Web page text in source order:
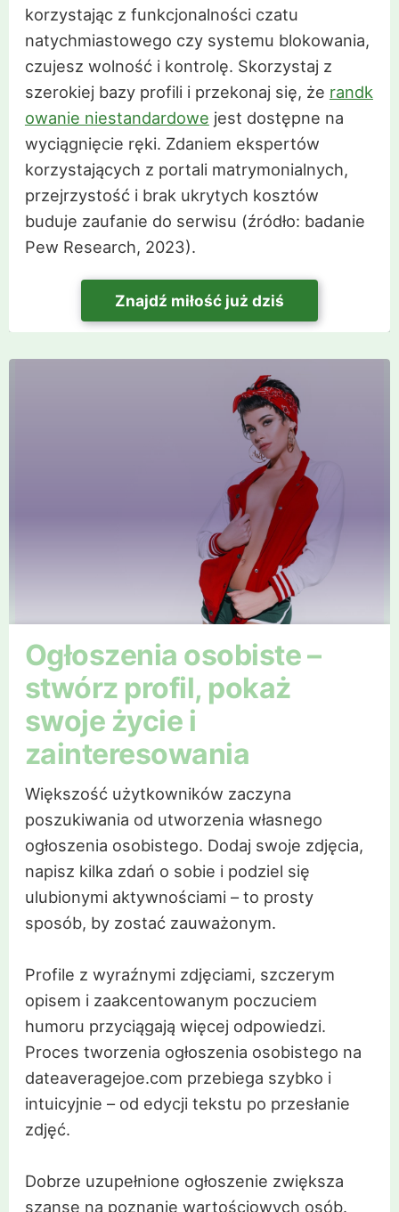
korzystając z funkcjonalności czatu
natychmiastowego czy systemu blokowania,
czujesz wolność i kontrolę. Skorzystaj z
szerokiej bazy profili i przekonaj się, że randk
owanie niestandardowe jest dostępne na
wyciągnięcie ręki. Zdaniem ekspertów
korzystających z portali matrymonialnych,
przejrzystość i brak ukrytych kosztów
buduje zaufanie do serwisu (źródło: badanie
Pew Research, 2023).
Znajdź miłość już dziś
Ogłoszenia osobiste –
stwórz profil, pokaż
swoje życie i
zainteresowania
Większość użytkowników zaczyna
poszukiwania od utworzenia własnego
ogłoszenia osobistego. Dodaj swoje zdjęcia,
napisz kilka zdań o sobie i podziel się
ulubionymi aktywnościami – to prosty
sposób, by zostać zauważonym.
Profile z wyraźnymi zdjęciami, szczerym
opisem i zaakcentowanym poczuciem
humoru przyciągają więcej odpowiedzi.
Proces tworzenia ogłoszenia osobistego na
dateaveragejoe.com przebiega szybko i
intuicyjnie – od edycji tekstu po przesłanie
zdjęć.
Dobrze uzupełnione ogłoszenie zwiększa
szanse na poznanie wartościowych osób.